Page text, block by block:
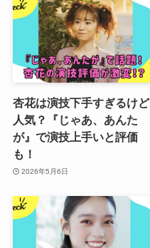
杏花は演技下手すぎるけど
人気？『じゃあ、あんた
が』で演技上手いと評価
も！
2026年5月6日